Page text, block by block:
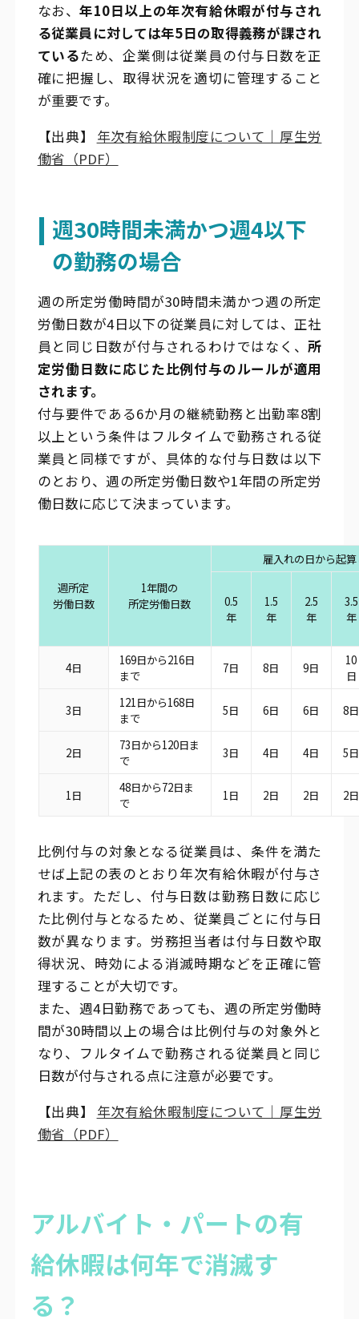
なお、年10日以上の年次有給休暇が付与され
る従業員に対しては年5日の取得義務が課され
ているため、企業側は従業員の付与日数を正
確に把握し、取得状況を適切に管理すること
が重要です。
【出典】
年次有給休暇制度について｜厚生労
働省（PDF）
週30時間未満かつ週4以下
の勤務の場合
週の所定労働時間が30時間未満かつ週の所定
労働日数が4日以下の従業員に対しては、正社
員と同じ日数が付与されるわけではなく、所
定労働日数に応じた比例付与のルールが適用
されます。
付与要件である6か月の継続勤務と出勤率8割
以上という条件はフルタイムで勤務される従
業員と同様ですが、具体的な付与日数は以下
のとおり、週の所定労働日数や1年間の所定労
働日数に応じて決まっています。
週所定
労働日数
1年間の
所定労働日数
雇入れの日から起
0.5
年
1.5
年
2.5
年
3.5
年
4日
169日から216日
まで
7日 8日 9日
10
日
3日
121日から168日
まで
5日 6日 6日 8日
2日
73日から120日ま
で
3日 4日 4日 5日
1日
48日から72日ま
で
1日 2日 2日 2日
比例付与の対象となる従業員は、条件を満た
せば上記の表のとおり年次有給休暇が付与さ
れます。ただし、付与日数は勤務日数に応じ
た比例付与となるため、従業員ごとに付与日
数が異なります。労務担当者は付与日数や取
得状況、時効による消滅時期などを正確に管
理することが大切です。
また、週4日勤務であっても、週の所定労働時
間が30時間以上の場合は比例付与の対象外と
なり、フルタイムで勤務される従業員と同じ
日数が付与される点に注意が必要です。
【出典】
年次有給休暇制度について｜厚生労
働省（PDF）
アルバイト・パートの有
給休暇は何年で消滅す
る？